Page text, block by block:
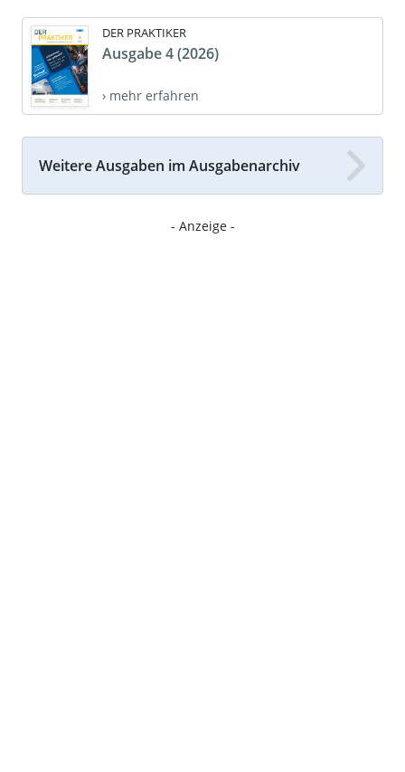
DER PRAKTIKER
Ausgabe 4 (2026)
› mehr erfahren
Weitere Ausgaben im Ausgabenarchiv
- Anzeige -